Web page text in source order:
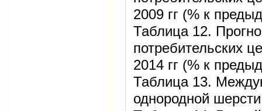
2009 гг (% к
Таблица 12.
потребительских
2014 гг (% к
Таблица 13.
однородной